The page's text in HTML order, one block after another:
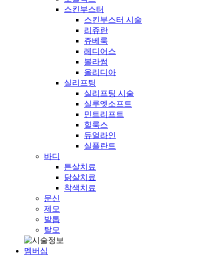
스킨부스터
스킨부스터 시술
리쥬란
쥬베룩
레디어스
볼라썸
올리디아
실리프팅
실리프팅 시술
실루엣소프트
민트리프트
힐룩스
듀얼라인
실플란트
바디
튼살치료
닭살치료
착색치료
문신
제모
발톱
탈모
멤버십